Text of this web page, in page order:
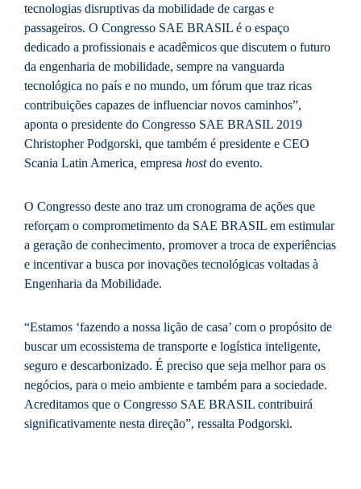
tecnologias disruptivas da mobilidade de cargas e
passageiros. O Congresso SAE BRASIL é o espaço
dedicado a profissionais e acadêmicos que discutem o futuro
da engenharia de mobilidade, sempre na vanguarda
tecnológica no país e no mundo, um fórum que traz ricas
contribuições capazes de influenciar novos caminhos”,
aponta o presidente do Congresso SAE BRASIL 2019
Christopher Podgorski, que também é presidente e CEO
Scania Latin America empresa hostdo evento.
O Congresso deste ano traz um cronograma de ações que
reforçam o comprometimento da SAE BRASIL em estimular
a geração de conhecimento, promover a troca de experiências
e incentivar a busca por inovações tecnológicas voltadas à
Engenharia da Mobilidade.
“Estamos ‘fazendo a nossa lição de casa’ com o propósito de
buscar um ecossistema de transporte e logística inteligente,
seguro e descarbonizado. É preciso que seja melhor para os
negócios, para o meio ambiente e também para a sociedade.
Acreditamos que o Congresso SAE BRASIL contribuirá
significativamente nesta direção”, ressalta Podgorski.